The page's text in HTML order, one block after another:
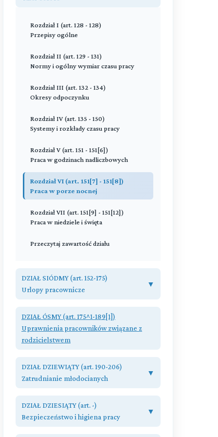
Rozdział III (art. 68 - 77)
wyboru, mianowania oraz spółdzielczej
umowy o pracę
Przeczytaj zawartość działu
Rozdział IIIa (art. 92[1] - 92[1])
Rozdział IV (art. 93 - 93)
Przeczytaj zawartość działu
Rozdział III (art. 102 - 103[6])
Kwalifikacje zawodowe pracowników
Rozdział IV (art. 104 - 104[4])
Regulamin pracy
Rozdział V (art. 105 - 107)
Nagrody i wyróżnienia
Rozdział VI (art. 108 - 113^1)
Odpowiedzialność porządkowa
Przeczytaj zawartość działu
Rozdział II (art. 124 - 127)
Odpowiedzialność za mienie
Przeczytaj zawartość działu
Rozdział I (art. 128 - 128)
Przepisy ogólne
Rozdział II (art. 129 - 131)
Normy i ogólny wymiar czasu pracy
Rozdział III (art. 132 - 134)
Okresy odpoczynku
Rozdział IV (art. 135 - 150)
Systemy i rozkłady czasu pracy
Rozdział V (art. 151 - 151[6])
Praca w godzinach nadliczbowych
Rozdział VI (art. 151[7] - 151[8])
Praca w porze nocnej
Rozdział VII (art. 151[9] - 151[12])
Praca w niedziele i święta
Przeczytaj zawartość działu
DZIAŁ SIÓDMY (art. 152-175)
Urlopy pracownicze
▼
Rozdział I (art. 152 - 173)
Urlopy wypoczynkowe
Rozdział Ia (art. 173^1 - 173^3)
Rozdział II (art. 174 - 175)
Przeczytaj zawartość działu
DZIAŁ ÓSMY (art. 175^1-189[1])
Uprawnienia pracowników związane z
rodzicielstwem
Przeczytaj zawartość działu
DZIAŁ DZIEWIĄTY (art. 190-206)
Zatrudnianie młodocianych
▼
Rozdział I (art. 190 - 193)
Przepisy ogólne
DZIAŁ DZIESIĄTY (art. -)
Bezpieczeństwo i higiena pracy
▼